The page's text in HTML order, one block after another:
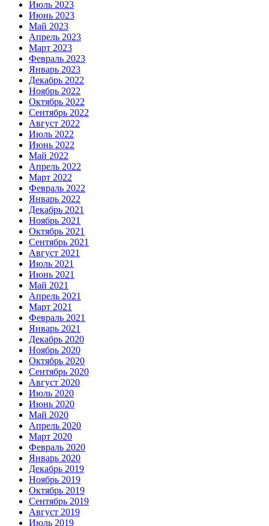
Июль 2023
Июнь 2023
Май 2023
Апрель 2023
Март 2023
Февраль 2023
Январь 2023
Декабрь 2022
Ноябрь 2022
Октябрь 2022
Сентябрь 2022
Август 2022
Июль 2022
Июнь 2022
Май 2022
Апрель 2022
Март 2022
Февраль 2022
Январь 2022
Декабрь 2021
Ноябрь 2021
Октябрь 2021
Сентябрь 2021
Август 2021
Июль 2021
Июнь 2021
Май 2021
Апрель 2021
Март 2021
Февраль 2021
Январь 2021
Декабрь 2020
Ноябрь 2020
Октябрь 2020
Сентябрь 2020
Август 2020
Июль 2020
Июнь 2020
Май 2020
Апрель 2020
Март 2020
Февраль 2020
Январь 2020
Декабрь 2019
Ноябрь 2019
Октябрь 2019
Сентябрь 2019
Август 2019
Июль 2019